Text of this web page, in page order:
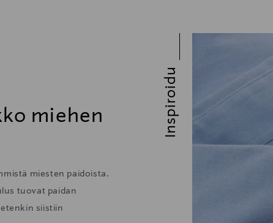
miehen
miesten paidoista.
tuovat paidan
siistiin
Inspiroidu